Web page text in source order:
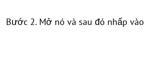
Bước 2. Mở nó và sau đó nhấp vào